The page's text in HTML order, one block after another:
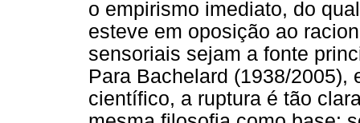
o empirismo imediato, do
esteve em oposição ao
sensoriais sejam a fonte
Para Bachelard (1938/2005),
científico, a ruptura é tão